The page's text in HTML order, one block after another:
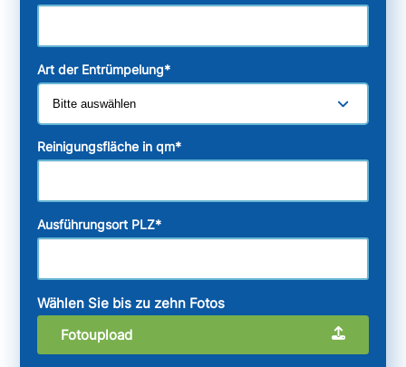
Art der Entrümpelung*
Reinigungsfläche in qm*
Ausführungsort PLZ*
Wählen Sie bis zu zehn Fotos
Fotoupload